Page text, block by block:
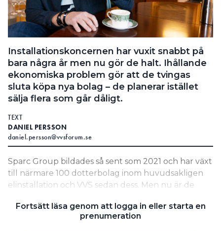
Personuppgifter
Search for:
SEARCH
Installationskoncernen har vuxit snabbt på
bara några år men nu gör de halt. Ihållande
ekonomiska problem gör att de tvingas
sluta köpa nya bolag – de planerar istället
sälja flera som går dåligt.
TEXT
DANIEL PERSSON
daniel.persson@vvsforum.se
Sparc Group bildades så sent som 2021 och har växt
till närmare 100 dotterbolag inom huvudsakligen
elinstallation och VVS sedan dess. Men nu är de
och ned på sin grundläggande strategi om snabb
tillväxt för att förbättra siffrorna.
Fortsätt läsa genom att logga in eller starta en
prenumeration